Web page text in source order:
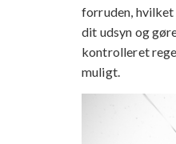
forruden,
dit udsyn og
kontrolleret
muligt.